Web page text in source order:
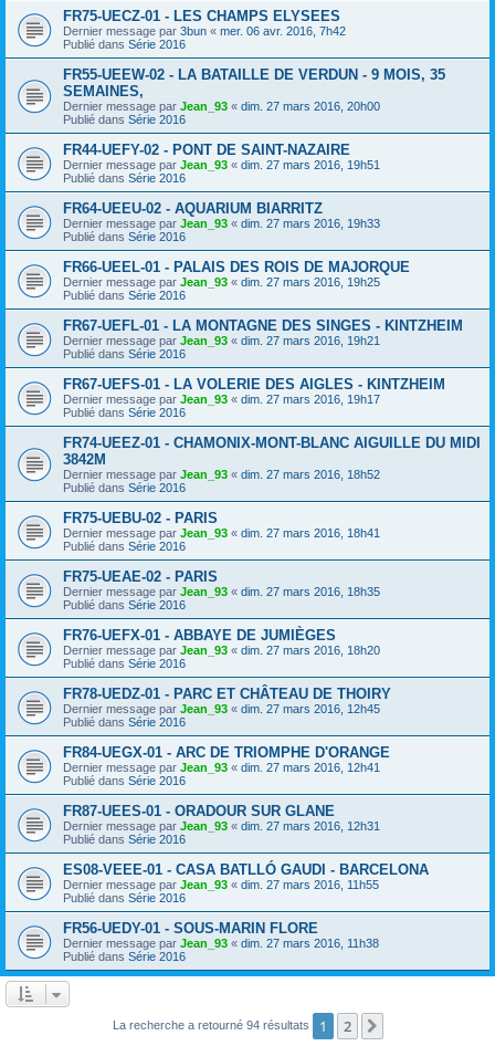
FR75-UECZ-01 - LES CHAMPS ELYSEES
Dernier message par 3bun « mer. 06 avr. 2016, 7h42
Publié dans Série 2016
FR55-UEEW-02 - LA BATAILLE DE VERDUN - 9 MOIS, 35
SEMAINES,
Dernier message par Jean_93 « dim. 27 mars 2016, 20h00
Publié dans Série 2016
FR44-UEFY-02 - PONT DE SAINT-NAZAIRE
Dernier message par Jean_93 « dim. 27 mars 2016, 19h51
Publié dans Série 2016
FR64-UEEU-02 - AQUARIUM BIARRITZ
Dernier message par Jean_93 « dim. 27 mars 2016, 19h33
Publié dans Série 2016
FR66-UEEL-01 - PALAIS DES ROIS DE MAJORQUE
Dernier message par Jean_93 « dim. 27 mars 2016, 19h25
Publié dans Série 2016
FR67-UEFL-01 - LA MONTAGNE DES SINGES - KINTZHEIM
Dernier message par Jean_93 « dim. 27 mars 2016, 19h21
Publié dans Série 2016
FR67-UEFS-01 - LA VOLERIE DES AIGLES - KINTZHEIM
Dernier message par Jean_93 « dim. 27 mars 2016, 19h17
Publié dans Série 2016
FR74-UEEZ-01 - CHAMONIX-MONT-BLANC AIGUILLE DU MIDI
3842M
Dernier message par Jean_93 « dim. 27 mars 2016, 18h52
Publié dans Série 2016
FR75-UEBU-02 - PARIS
Dernier message par Jean_93 « dim. 27 mars 2016, 18h41
Publié dans Série 2016
FR75-UEAE-02 - PARIS
Dernier message par Jean_93 « dim. 27 mars 2016, 18h35
Publié dans Série 2016
FR76-UEFX-01 - ABBAYE DE JUMIÈGES
Dernier message par Jean_93 « dim. 27 mars 2016, 18h20
Publié dans Série 2016
FR78-UEDZ-01 - PARC ET CHÂTEAU DE THOIRY
Dernier message par Jean_93 « dim. 27 mars 2016, 12h45
Publié dans Série 2016
FR84-UEGX-01 - ARC DE TRIOMPHE D'ORANGE
Dernier message par Jean_93 « dim. 27 mars 2016, 12h41
Publié dans Série 2016
FR87-UEES-01 - ORADOUR SUR GLANE
Dernier message par Jean_93 « dim. 27 mars 2016, 12h31
Publié dans Série 2016
ES08-VEEE-01 - CASA BATLLÓ GAUDI - BARCELONA
Dernier message par Jean_93 « dim. 27 mars 2016, 11h55
Publié dans Série 2016
FR56-UEDY-01 - SOUS-MARIN FLORE
Dernier message par Jean_93 « dim. 27 mars 2016, 11h38
Publié dans Série 2016
La recherche a retourné 94 résultats 1 2